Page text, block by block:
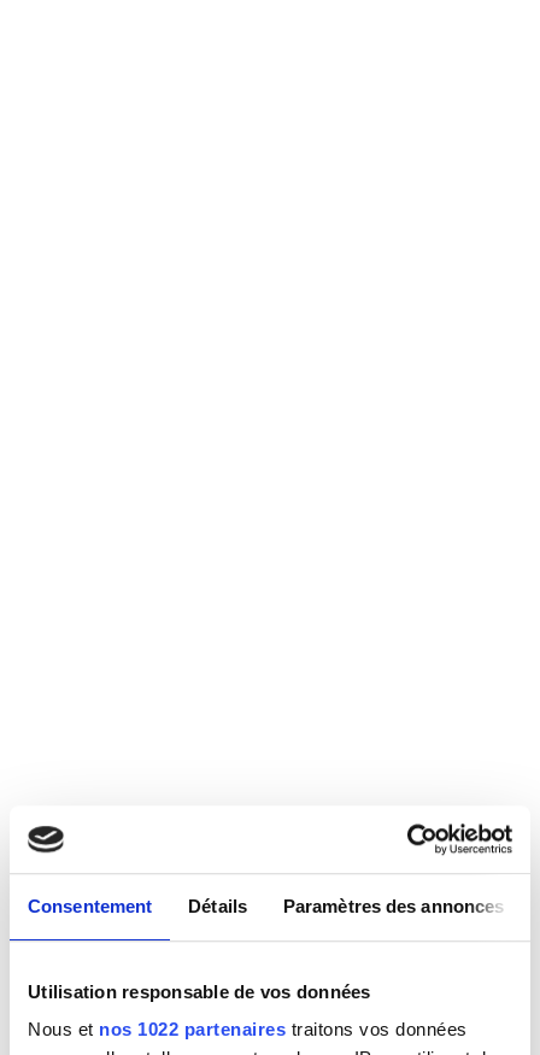
Consentement Détails Paramètres des annonces
Utilisation responsable de vos données
Nous et nos 1022 partenaires traitons vos données